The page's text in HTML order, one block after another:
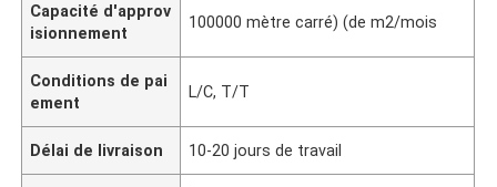
Capacité d'approv
isionnement
100000 mètre carré) (de m2/mois
Conditions de pai
ement
L/C, T/T
Délai de livraison 10-20 jours de travail